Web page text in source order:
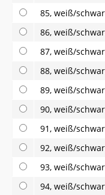
85, weiß/
86, weiß/
87, weiß/
88, weiß/
89, weiß/
90, weiß/
91, weiß/
92, weiß/
93, weiß/
94, weiß/